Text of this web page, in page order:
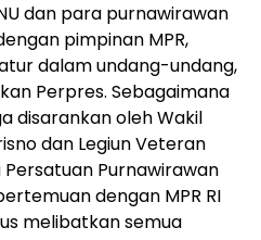
dan para purnawirawan
pimpinan MPR,
dalam undang-undang,
Perpres. Sebagaimana
disarankan oleh Wakil
dan Legiun Veteran
Purnawirawan
dengan MPR RI
melibatkan semua